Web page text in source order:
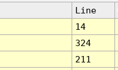
Line
14
324
211